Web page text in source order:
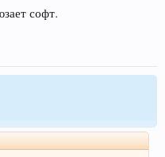
софт.